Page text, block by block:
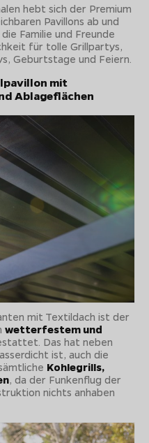
hebt sich der Premium
Pavillons ab und
Familie und Freunde
für tolle Grillpartys,
Geburtstage und Feiern.
mit
Ablageflächen
mit Textildach ist der
wetterfestem und
Das hat neben
ist, auch die
Kohlegrills,
, da der Funkenflug der
nichts anhaben